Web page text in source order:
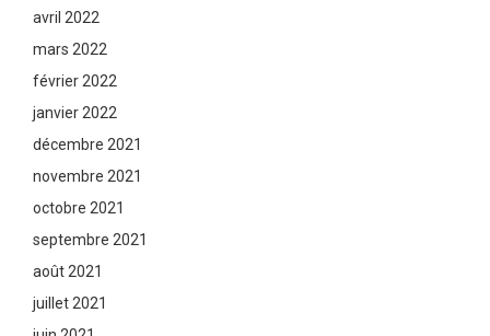
avril 2022
mars 2022
février 2022
janvier 2022
décembre 2021
novembre 2021
octobre 2021
septembre 2021
août 2021
juillet 2021